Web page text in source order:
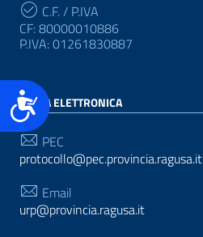
Accessibilità
C.F. / P.IVA
CF: 80000010886
P.IVA: 01261830887
POSTA ELETTRONICA
PEC
protocollo@pec.provincia.ragusa.it
Email
urp@provincia.ragusa.it